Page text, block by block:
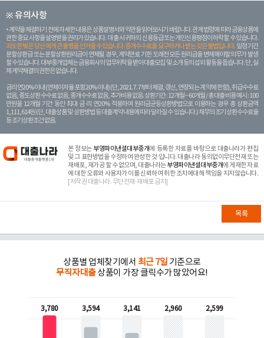
※ 유의사항
계약을 체결하기 전에 자세한 내용은 상품설명서와 약관을 읽어보시기 바랍니다. 관계 법령에 따라 금융상품에
관한 중요 사항을 설명받을 권리가 있습니다. 대 출 시 귀하의 신용등급 또는 개인신용평점이 하락할 수 있습니다.
과도한 빚은 당신 에게 큰 불행을 안겨줄 수 있습니다. 중개수수료를 요구하거나 받는 것은 불법입니다. 일정 기간
분할상환금 또는 분할상환원리금이 연체될 경우, 계약만료 기한 도래전 모든 원리금을 변제해야할 의무가 발생
할 수 있습니다. 대부중개업체는 금융회사의 업무위탁을 받아 대출모집 및 소개 등의 섭외 활동을 돕습니다. 단, 실
제 계약체결의 권한은 없습니다.
금리 연20% 이내 (연체이자율 포함 20% 이내) (단, 2021. 7. 7부터 체결, 갱신, 연장되는 계 약에 한함), 취급수수료
없음, 중도상환 수수료 없음, 중개수수료 없음, 추가비용 없음. 상환기간 : 12개월 ~ 60개월 / 총 대출 비용 예시 : 100
만원을 12개월 기간 동안 최대 금 리 연20% 적용하여 원리금균등상환방법으로 이용하는 경우 총 상환금액
1,111,614원 (단, 대출상품 및 상환방법 등 대출계약 내용에 따라 달라질 수 있습니다.) 채무의 조기 상환수수료율
등 조기상환조건 없음.
본 정보는 부영파이낸셜대부중개에 등록한 자료를 바탕으로 대출나라가 편집
및 그 표현방법을 수정하여 완성한 것 입니다. 대출나라 동의없이무단전재 또는
재배포, 재가공 할 수 없으며, 대출나라는부영파이낸셜대부중개에 게재한 자료
에 대한 오류와 사용자가 이를 신뢰하여 취한 조치에대해 책임을 지지않습니다.
[저작권 대출나라. 무단전재-재배포 금지]
목록
상품별 업체찾기에서 최근 7일 기준으로
무직자대출상품이 가장 클릭수가 많았어요!
3,780 3,594 3,141 2,960 2,599